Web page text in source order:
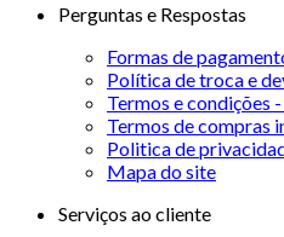
Perguntas e Respostas
Formas de
Política de troca e
Termos e condições
Termos de compras
Politica de
Mapa do site
Serviços ao cliente